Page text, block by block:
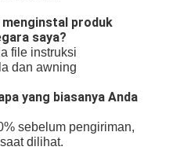
menginstal produk
saya?
file instruksi
dan awning
yang biasanya Anda
sebelum pengiriman,
dilihat.